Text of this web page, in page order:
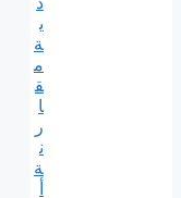
ي
ة
م
ق
ا
ر
ن
ة